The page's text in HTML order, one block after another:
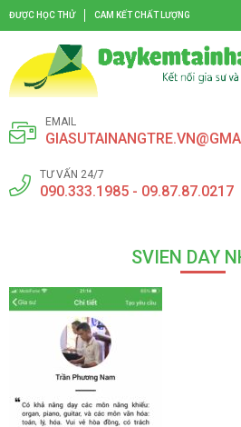
ĐƯỢC HỌC THỬ CAM KẾT CHẤT LƯỢNG
EMAIL
TƯ VẤN 24/7
090.333.1985 - 09.87.87.0217
SVIEN DAY